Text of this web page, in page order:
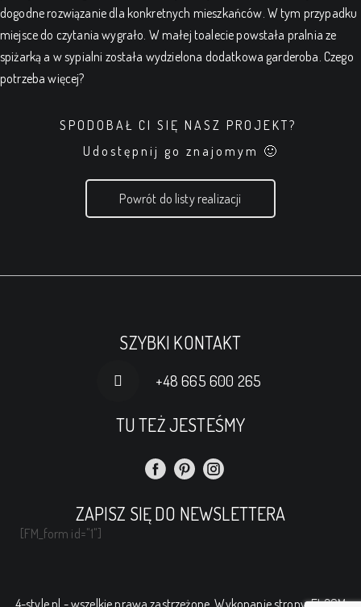
dogodne rozwiązanie dla konkretnych mieszkańców. W tym przypadku
miejsce do czytania wygrało. W małej toalecie powstała pralnia ze
spiżarką a w sypialni została wydzielona dodatkowa garderoba. Czego
potrzeba więcej?
SPODOBAŁ CI SIĘ NASZ PROJEKT?
Udostępnij go znajomym 🙂
Powrót do listy realizacji
SZYBKI KONTAKT
+48 665 600 265
TU TEŻ JESTEŚMY
ZAPISZ SIĘ DO NEWSLETTERA
[FM_form id="1"]